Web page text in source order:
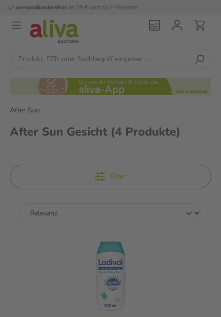
persönliche
After Sun
After Sun Gesicht (4 Produkte)
Filter